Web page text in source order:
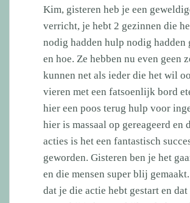
Kim, gisteren heb je een
verricht, je hebt 2 gezinnen die
nodig hadden hulp nodig hadden
en hoe. Ze hebben nu even geen
kunnen net als ieder die het wil
vieren met een fatsoenlijk bord
hier een poos terug hulp voor
hier is massaal op gereageerd en
acties is het een fantastisch
geworden. Gisteren ben je het
en die mensen super blij
dat je die actie hebt gestart en